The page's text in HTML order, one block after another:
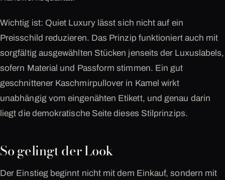
Wichtig ist: Quiet Luxury lässt sich nicht auf ein
Preisschild reduzieren. Das Prinzip funktioniert auch mit
sorgfältig ausgewählten Stücken jenseits der Luxuslabels,
sofern Material und Passform stimmen. Ein gut
geschnittener Kaschmirpullover in Kamel wirkt
unabhängig vom eingenähten Etikett, und genau darin
liegt die demokratische Seite dieses Stilprinzips.
So gelingt der Look
Der Einstieg beginnt nicht mit dem Einkauf, sondern mit